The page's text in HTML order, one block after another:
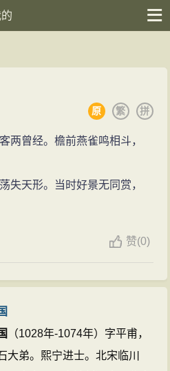
拼
繁
原
两曾经。檐前燕雀鸣相斗，
失天形。当时好景无同赏，
赞(0)
（1028年-1074年）字平甫，
大弟。熙宁进士。北宋临川